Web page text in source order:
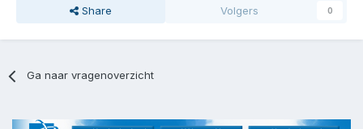
Share Volgers 0
Ga naar vragenoverzicht